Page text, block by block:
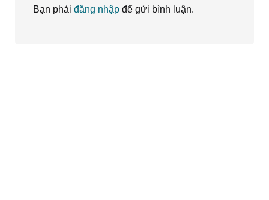
Bạn phải đăng nhập để gửi bình luận.